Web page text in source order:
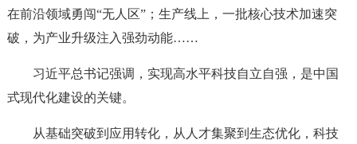
在前沿领域勇闯“无人区”；生产线上，一批核心技术加速突
破，为产业升级注入强劲动能……
习近平总书记强调，实现高水平科技自立自强，是中国
式现代化建设的关键。
从基础突破到应用转化，从人才集聚到生态优化，科技